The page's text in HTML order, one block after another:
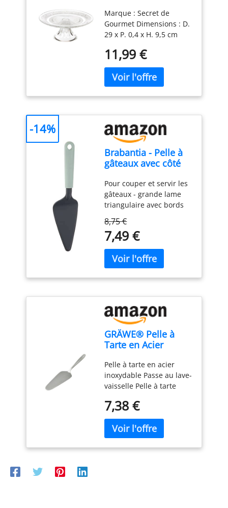
Renaissance 29cm
Transparent
Marque : Secret de
Gourmet Dimensions : D.
29 x P. 0,4 x H. 9,5 cm
Transparent
11,99 €
Brabantia - Pelle à
gâteaux avec côté
Green
Pour couper et servir les
gâteaux - grande lame
triangulaire avec bords
tranchants des deux
côtés. Convient aux
droitiers et aux gauchers
Facile à ranger - avec
boucle de suspension
Facile à nettoyer - résiste
8,75 €
7,49 €
-14%
GRÄWE® Pelle à
Tarte en Acier
Königstein
Pelle à tarte en acier
inoxydable Passe au lave-
vaisselle Pelle à tarte
à la main Matériau : acier
inoxydable chromé 18 %
7,38 €